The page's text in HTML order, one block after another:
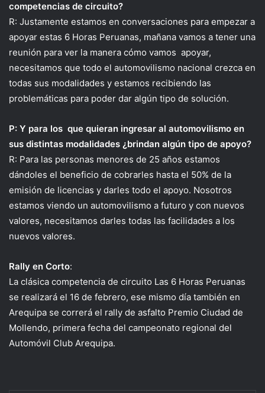
competencias de circuito?
R: Justamente estamos en conversaciones para empezar a
apoyar estas 6 Horas Peruanas, mañana vamos a tener una
reunión para ver la manera cómo vamos apoyar,
necesitamos que todo el automovilismo nacional crezca en
todas sus modalidades y estamos recibiendo las
problemáticas para poder dar algún tipo de solución.
P: Y para los que quieran ingresar al automovilismo en
sus distintas modalidades ¿brindan algún tipo de apoyo?
R: Para las personas menores de 25 años estamos
dándoles el beneficio de cobrarles hasta el 50% de la
emisión de licencias y darles todo el apoyo. Nosotros
estamos viendo un automovilismo a futuro y con nuevos
valores, necesitamos darles todas las facilidades a los
nuevos valores.
Rally en Corto:
La clásica competencia de circuito Las 6 Horas Peruanas
se realizará el 16 de febrero, ese mismo día también en
Arequipa se correrá el rally de asfalto Premio Ciudad de
Mollendo, primera fecha del campeonato regional del
Automóvil Club Arequipa.